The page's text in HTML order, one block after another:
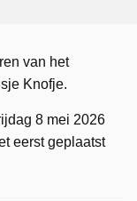
van het
Knofje.
8 mei 2026
eerst geplaatst